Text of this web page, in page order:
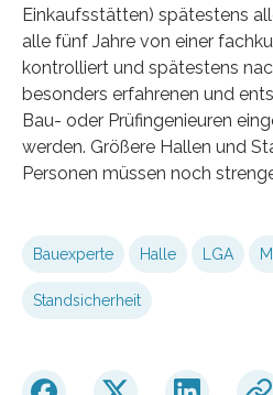
Einkaufsstätten) spätestens
alle fünf Jahre von einer
kontrolliert und spätestens
besonders erfahrenen und
Bau- oder Prüfingenieuren
werden. Größere Hallen und
Personen müssen noch
Bauexperte Halle LGA
Standsicherheit